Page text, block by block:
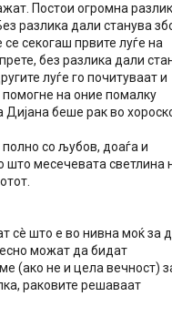
Постои огромна
разлика дали станува
секогаш првите луѓе на
без разлика дали
луѓе го почитуваат и
на оние помалку
беше рак во
полно со љубов, доаѓа и
што месечевата светлина
сè што е во нивна моќ за
можат да бидат
(ако не и цела вечност)
раковите решаваат